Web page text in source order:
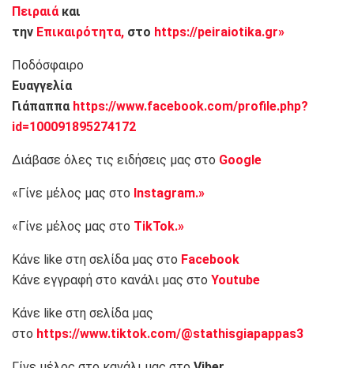
Πειραιάκαι
την Επικαιρότητα, στο https://peiraiotika.gr»
Ποδόσφαιρο
Ευαγγελία
Γιάπαππα https://www.facebook.com/profile.php?
id=100091895274172
Διάβασε όλες τις ειδήσεις μας στο Google
«Γίνε μέλος μας στο Instagram.»
«Γίνε μέλος μας στο TikTok.»
Κάνε like στη σελίδα μας στο Facebook
Κάνε εγγραφή στο κανάλι μας στο Youtube
Κάνε like στη σελίδα μας
στο https://www.tiktok.com/@stathisgiapappas3